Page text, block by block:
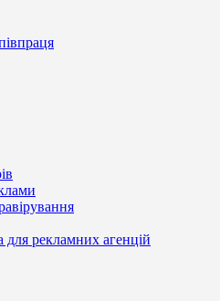
рекламних агенцій